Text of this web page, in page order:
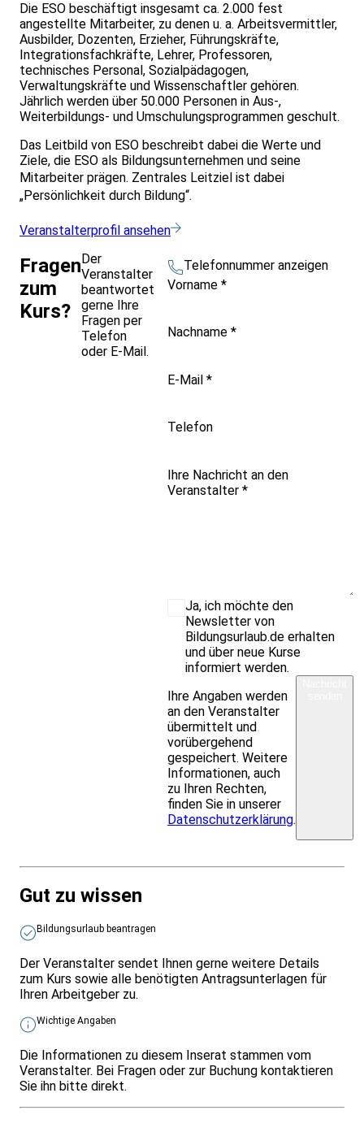
Die ESO beschäftigt insgesamt ca. 2.000 fest
angestellte Mitarbeiter, zu denen u. a. Arbeitsvermittler,
Ausbilder, Dozenten, Erzieher, Führungskräfte,
Integrationsfachkräfte, Lehrer, Professoren,
technisches Personal, Sozialpädagogen,
Verwaltungskräfte und Wissenschaftler gehören.
Jährlich werden über 50.000 Personen in Aus-,
Weiterbildungs- und Umschulungsprogrammen geschult.
Das Leitbild von ESO beschreibt dabei die Werte und
Ziele, die ESO als Bildungsunternehmen und seine
Mitarbeiter prägen. Zentrales Leitziel ist dabei
„Persönlichkeit durch Bildung“.
Veranstalterprofil ansehen
Fragen
zum
Kurs?
Der
Veranstalter
beantwortet
gerne Ihre
Fragen per
Telefon
oder E-Mail.
Telefonnummer anzeigen
Vorname *
Nachname *
E-Mail *
Telefon
Ihre Nachricht an den
Veranstalter *
Ja, ich möchte den
Newsletter von
Bildungsurlaub.de erhalten
und über neue Kurse
informiert werden.
Ihre Angaben werden
an den Veranstalter
übermittelt und
vorübergehend
gespeichert. Weitere
Informationen, auch
zu Ihren Rechten,
finden Sie in unserer
Datenschutzerklärung.
Gut zu wissen
Bildungsurlaub beantragen
Der Veranstalter sendet Ihnen gerne weitere Details
zum Kurs sowie alle benötigten Antragsunterlagen für
Ihren Arbeitgeber zu.
Wichtige Angaben
Die Informationen zu diesem Inserat stammen vom
Veranstalter. Bei Fragen oder zur Buchung kontaktieren
Sie ihn bitte direkt.